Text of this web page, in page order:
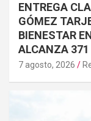
ENTREGA
GÓMEZ
BIENESTAR
ALCANZA 371
7 agosto, 2026